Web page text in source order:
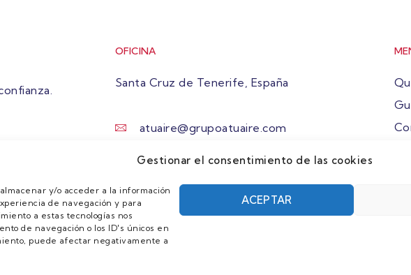
Gestionar el consentimiento de las cookies
y/o acceder a la información
de navegación y para
a estas tecnologías nos
de navegación o los ID's únicos en
puede afectar negativamente a
ACEPTAR
OFICINA
Santa Cruz de Tenerife, España
atuaire@grupoatuaire.com